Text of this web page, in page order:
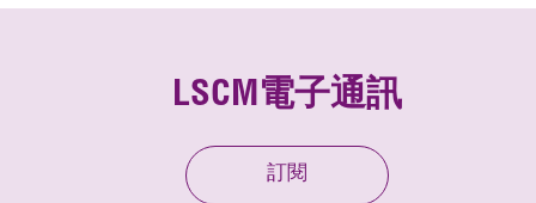
LSCM電子通訊
訂閱